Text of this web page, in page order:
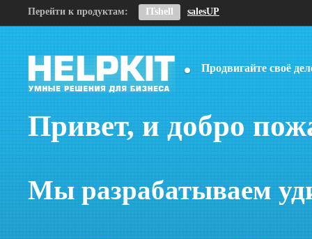
Перейти к продуктам: ITshell salesUP
Продвигайте своё
Привет, и добро
Мы разрабатываем